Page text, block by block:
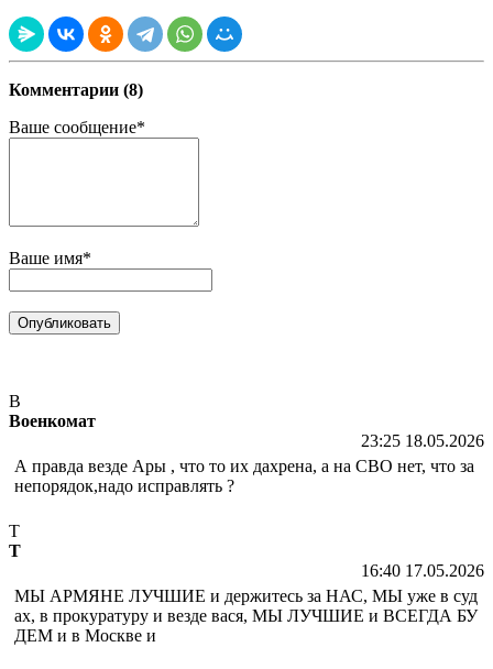
Комментарии (8)
Ваше сообщение*
Ваше имя*
В
Военкомат
23:25 18.05.2026
А правда везде Ары , что то их дахрена, а на СВО нет, что за
непорядок,надо исправлять ?
Т
Т
16:40 17.05.2026
МЫ АРМЯНЕ ЛУЧШИЕ и держитесь за НАС, МЫ уже в суд
ах, в прокуратуру и везде вася, МЫ ЛУЧШИЕ и ВСЕГДА БУ
ДЕМ и в Москве и